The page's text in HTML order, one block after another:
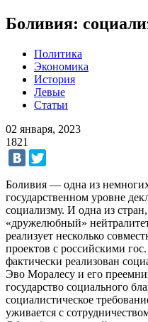
Боливия:
Политика
Экономика
История
Левые
Статьи
02 января, 2023
1821
Боливия — одна из
государственном уровне
социализму. И одна из
«дружелюбный»
реализует несколько
проектов с российскими
фактически реализован
Эво Моралесу и его
государство социального
социалистическое
уживается с